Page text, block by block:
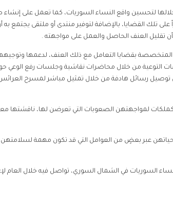
لتحسين واقع النساء السوريات، كما تعمل على إنشاء
تلك القضايا، بالإضافة لتوفير منتدى أو ملتقى يجتمع به
تقليل العنف الحاصل والعمل على مواجهته .
بقضايا التعامل مع ذلك العنف، لدعمها
التوعية من خلال محاضرات نقاشية وجلسات رفع الوعي
إلى توصيل رسائل هادفة من خلال تمثيل مباشر لمسرح
لمواجهتهن الصعوبات التي تعرضن لها، ناقشتها
عبر بعضٍ من العوامل التي قد تكون مهمة لسلامتهن
النساء السوريات في الشمال السوري، تواصل فيه خلال العام